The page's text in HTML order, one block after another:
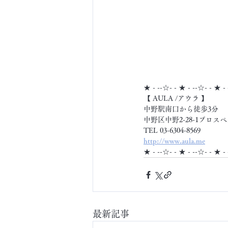
★ - --☆- - ★ - --☆- - ★
【 AULA /アウラ 】
中野駅南口から徒歩3分
中野区中野2-28-1プロス
TEL 03-6304-8569
http://www.aula.me
★ - --☆- - ★ - --☆- - ★
最新記事